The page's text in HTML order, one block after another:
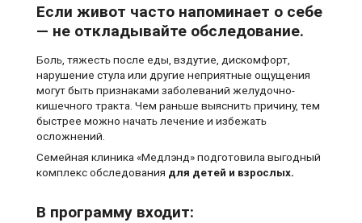
Если живот часто напоминает о себе
— не откладывайте обследование.
Боль, тяжесть после еды, вздутие, дискомфорт,
нарушение стула или другие неприятные ощущения
могут быть признаками заболеваний желудочно-
кишечного тракта. Чем раньше выяснить причину, тем
быстрее можно начать лечение и избежать
осложнений.
Семейная клиника «Медлэнд» подготовила выгодный
комплекс обследования для детей и взрослых.
В программу входит: